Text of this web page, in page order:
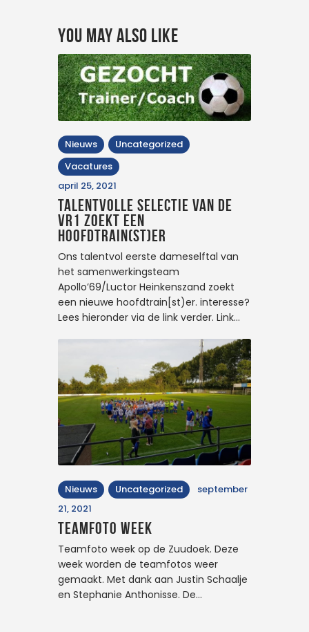
You May Also Like
Nieuws
Uncategorized
Vacatures
april 25, 2021
Talentvolle selectie van de
VR1 zoekt een
hoofdtrain(st)er
Ons talentvol eerste dameselftal van
het samenwerkingsteam
Apollo’69/Luctor Heinkenszand zoekt
een nieuwe hoofdtrain[st)er. interesse?
Lees hieronder via de link verder. Link…
Nieuws Uncategorized
september
21, 2021
Teamfoto week
Teamfoto week op de Zuudoek. Deze
week worden de teamfotos weer
gemaakt. Met dank aan Justin Schaalje
en Stephanie Anthonisse. De…